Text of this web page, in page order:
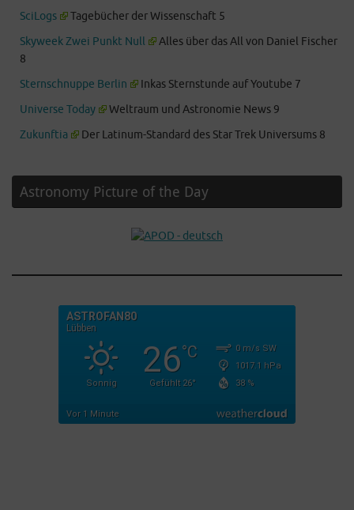
SciLogs
Tagebücher der Wissenschaft 5
Skyweek Zwei Punkt Null
Alles über das All von Daniel Fischer
8
Sternschnuppe Berlin
Inkas Sternstunde auf Youtube 7
Universe Today
Weltraum und Astronomie News 9
Zukunftia
Der Latinum-Standard des Star Trek Universums 8
Astronomy Picture of the Day